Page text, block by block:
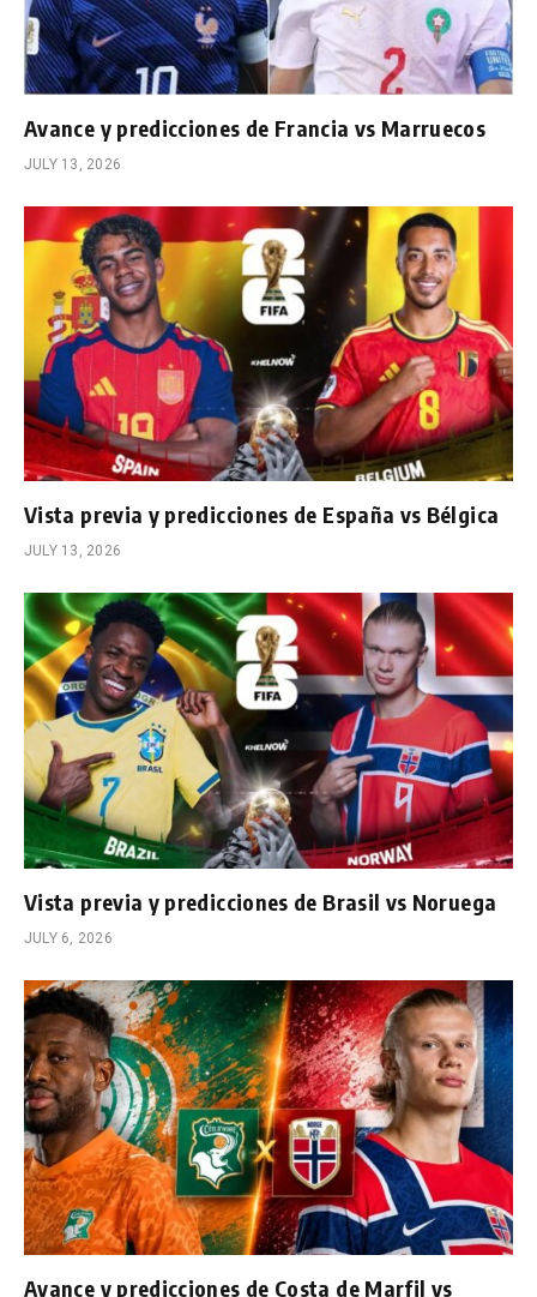
Avance y predicciones de Francia vs Marruecos
JULY 13, 2026
Vista previa y predicciones de España vs Bélgica
JULY 13, 2026
Vista previa y predicciones de Brasil vs Noruega
JULY 6, 2026
Avance y predicciones de Costa de Marfil vs